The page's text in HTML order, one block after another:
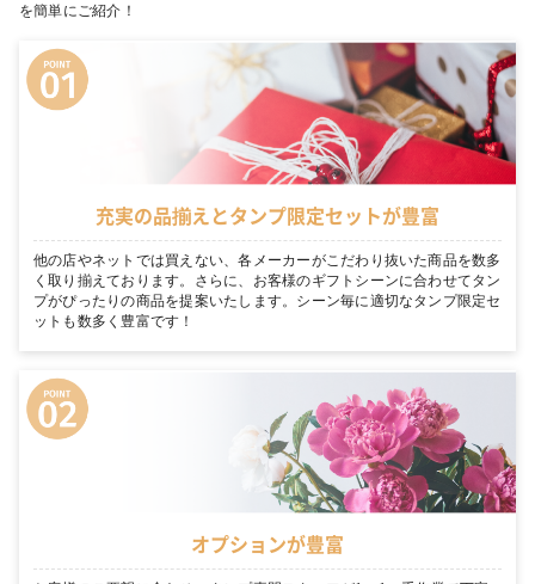
を簡単にご紹介！
充実の品揃えとタンプ限定セットが豊富
他の店やネットでは買えない、各メーカーがこだわり抜いた商品を数多
く取り揃えております。さらに、お客様のギフトシーンに合わせてタン
プがぴったりの商品を提案いたします。シーン毎に適切なタンプ限定セ
ットも数多く豊富です！
オプションが豊富